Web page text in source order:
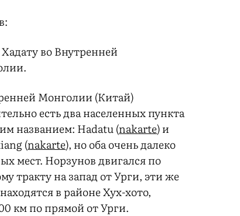
во Внутренней
Монголии (Китай)
есть два населенных пункта
названием: Hadatu (nakarte) и
(nakarte), но оба очень далеко
мест. Норзунов двигался по
тракту на запад от Урги, эти же
в районе Хух-хото,
км по прямой от Урги.